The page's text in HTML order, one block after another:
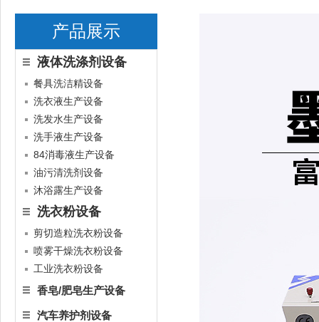
产品展示
液体洗涤剂设备
餐具洗洁精设备
洗衣液生产设备
洗发水生产设备
洗手液生产设备
84消毒液生产设备
油污清洗剂设备
沐浴露生产设备
洗衣粉设备
剪切造粒洗衣粉设备
喷雾干燥洗衣粉设备
工业洗衣粉设备
香皂/肥皂生产设备
汽车养护剂设备